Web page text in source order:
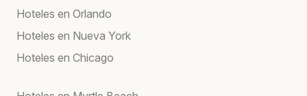
Hoteles en Orlando
Hoteles en Nueva York
Hoteles en Chicago